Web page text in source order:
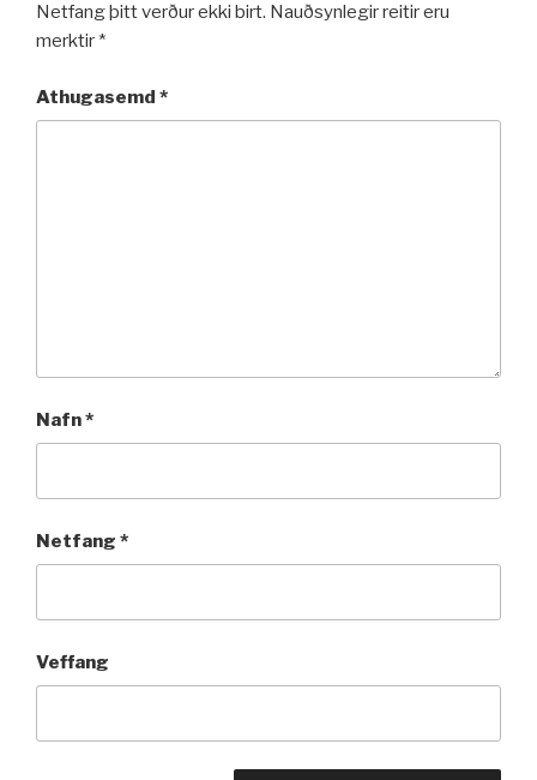
Netfang þitt verður ekki birt. Nauðsynlegir reitir eru
merktir *
Athugasemd *
Nafn*
Netfang *
Veffang